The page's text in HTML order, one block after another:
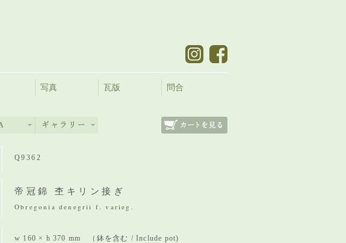
写真 瓦版 問合
Q9362
帝冠錦 杢キリン接ぎ
Obregonia denegrii f. varieg.
w 160 × h 370 mm （鉢を含む / Include pot)